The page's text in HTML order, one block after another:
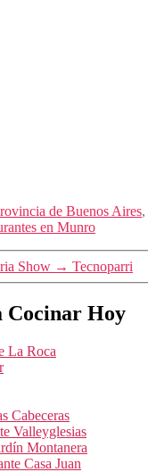
de Buenos Aires,
en Munro
Show → Tecnoparri
Cocinar Hoy
La Roca
Cabeceras
Valleyglesias
Montanera
Casa Juan